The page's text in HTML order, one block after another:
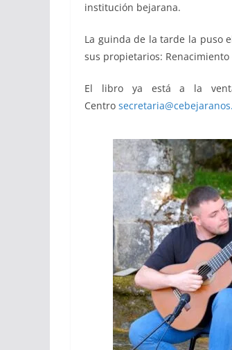
institución bejarana.
La guinda de la tarde la puso
sus propietarios: Renacimiento
El libro ya está a la
Centro